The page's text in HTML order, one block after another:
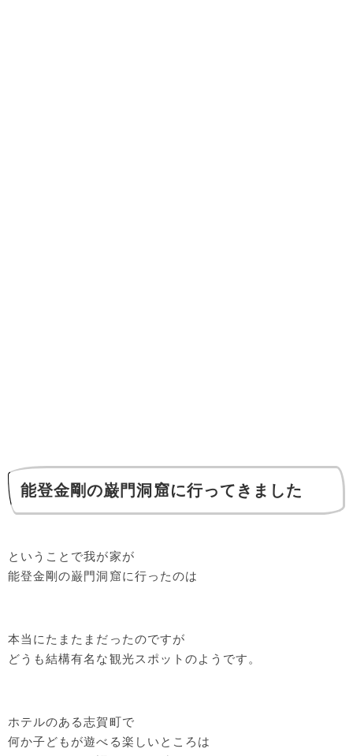
能登金剛の巌門洞窟に行ってきました
ということで我が家が
能登金剛の巌門洞窟に行ったのは
本当にたまたまだったのですが
どうも結構有名な観光スポットのようです。
ホテルのある志賀町で
何か子どもが遊べる楽しいところは